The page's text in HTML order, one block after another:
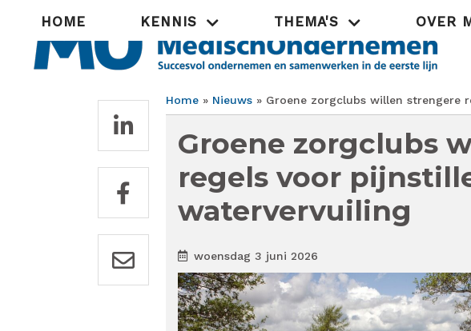
Hoofdnavigatie
HOME KENNIS THEMA'S OVER
Home Nieuws Groene zorgclubs willen strengere
Groene zorgclubs
regels voor
watervervuiling
woensdag 3 juni 2026